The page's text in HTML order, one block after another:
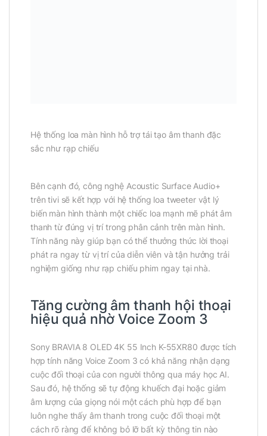
Hệ thống loa màn hình hỗ trợ tái tạo âm thanh đặc
sắc như rạp chiếu
Bên cạnh đó, công nghệ Acoustic Surface Audio+
trên tivi sẽ kết hợp với hệ thống loa tweeter vật lý
biến màn hình thành một chiếc loa mạnh mẽ phát âm
thanh từ đúng vị trí trong phân cảnh trên màn hình.
Tính năng này giúp bạn có thể thưởng thức lời thoại
phát ra ngay từ vị trí của diễn viên và tận hưởng trải
nghiệm giống như rạp chiếu phim ngay tại nhà.
Tăng cường âm thanh hội thoại
hiệu quả nhờ Voice Zoom 3
Sony BRAVIA 8 OLED 4K 55 Inch K-55XR80 được tích
hợp tính năng Voice Zoom 3 có khả năng nhận dạng
cuộc đối thoại của con người thông qua máy học AI.
Sau đó, hệ thống sẽ tự động khuếch đại hoặc giảm
âm lượng của giọng nói một cách phù hợp để bạn
luôn nghe thấy âm thanh trong cuộc đối thoại một
cách rõ ràng để không bỏ lỡ bất kỳ thông tin nào